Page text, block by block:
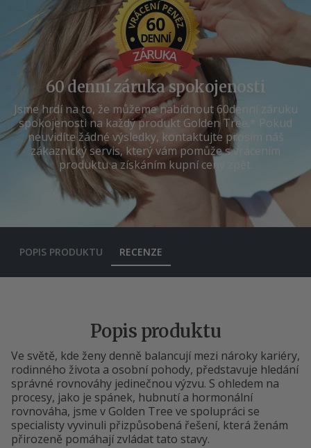
60 denní záruka spokojenosti
Jsme hrdí na to, že můžeme nabídnout 60denní záruku
spokojenosti na každý produkt Golden Tree.* Pokud
neuvidíte žádné výsledky, kontaktujte prosím náš
zákaznický servis, který vám pomůže s vrácením
produktu a získáním kupní ceny zpět.
POPIS PRODUKTU RECENZE
Popis produktu
Ve světě, kde ženy denně balancují mezi nároky kariéry,
rodinného života a osobní pohody, představuje hledání
správné rovnováhy jedinečnou výzvu. S ohledem na
procesy, jako je spánek, hubnutí a hormonální
rovnováha, jsme v Golden Tree ve spolupráci se
specialisty vyvinuli přizpůsobená řešení, která ženám
přirozeně pomáhají zvládat tato stavy.